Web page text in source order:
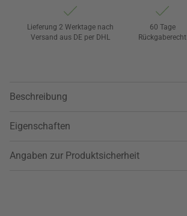
Lieferung 2 Werktage nach
Versand aus DE per DHL
60 Tage
Rückgaberecht
Beschreibung
Eigenschaften
Angaben zur Produktsicherheit